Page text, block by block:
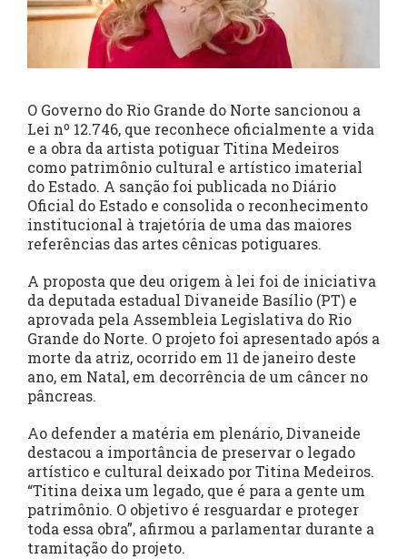
O Governo do Rio Grande do Norte sancionou a
Lei nº 12.746, que reconhece oficialmente a vida
e a obra da artista potiguar Titina Medeiros
como patrimônio cultural e artístico imaterial
do Estado. A sanção foi publicada no Diário
Oficial do Estado e consolida o reconhecimento
institucional à trajetória de uma das maiores
referências das artes cênicas potiguares.
A proposta que deu origem à lei foi de iniciativa
da deputada estadual Divaneide Basílio (PT) e
aprovada pela Assembleia Legislativa do Rio
Grande do Norte. O projeto foi apresentado após a
morte da atriz, ocorrido em 11 de janeiro deste
ano, em Natal, em decorrência de um câncer no
pâncreas.
Ao defender a matéria em plenário, Divaneide
destacou a importância de preservar o legado
artístico e cultural deixado por Titina Medeiros.
“Titina deixa um legado, que é para a gente um
patrimônio. O objetivo é resguardar e proteger
toda essa obra”, afirmou a parlamentar durante a
tramitação do projeto.